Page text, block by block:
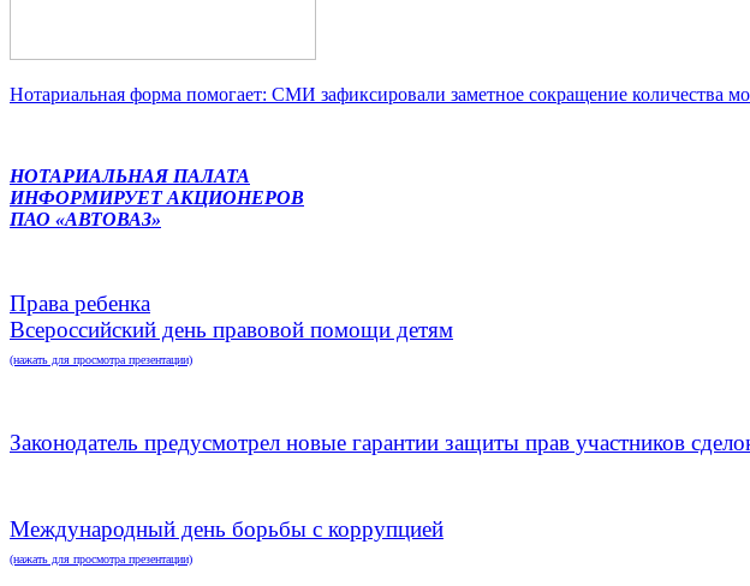
Нотариальная форма помогает: СМИ зафиксировали заметное сокращение количества
НОТАРИАЛЬНАЯ ПАЛАТА
ИНФОРМИРУЕТ АКЦИОНЕРОВ
ПАО «АВТОВАЗ»
Права ребенка
Всероссийский день правовой помощи детям
(нажать для просмотра презентации)
Законодатель предусмотрел новые гарантии защиты прав участников
Международный день борьбы с коррупцией
(нажать для просмотра презентации)